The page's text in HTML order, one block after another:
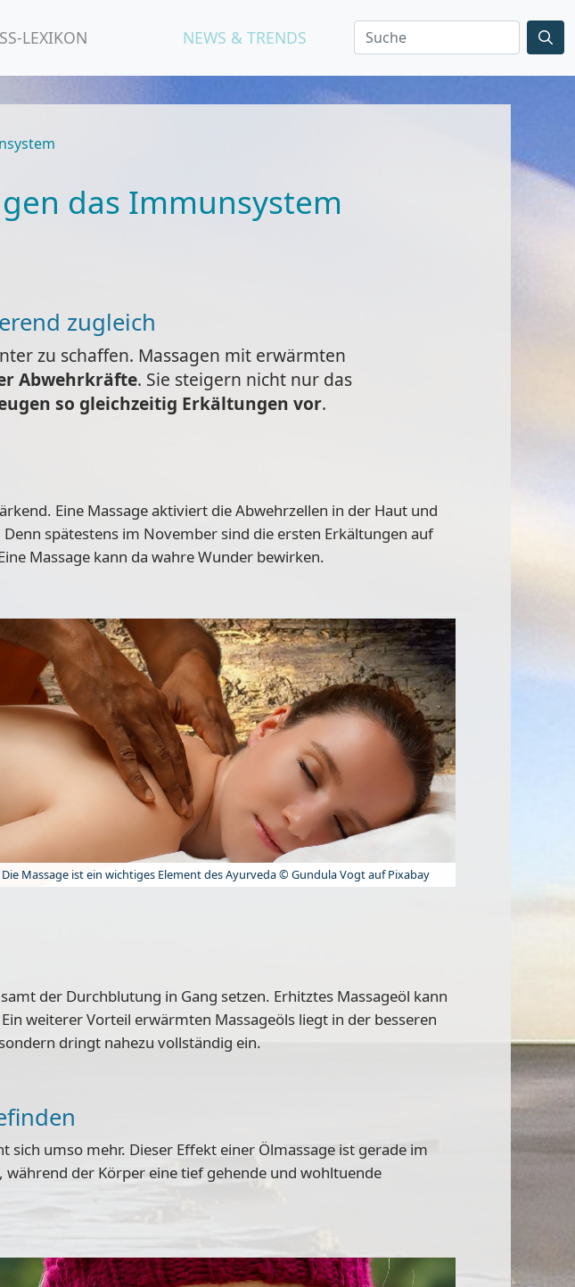
LEXIKON NEWS & TRENDS
das Immunsystem
zugleich
zu schaffen. Massagen mit erwärmten
Abwehrkräfte. Sie steigern nicht nur das
so gleichzeitig Erkältungen vor.
Eine Massage aktiviert dieAbwehrzellen in der Haut und
spätestens im November sind die ersten Erkältungen auf
Massage kann da wahre Wunder bewirken.
Die Massage ist ein wichtiges Element des Ayurveda © Gundula Vogt auf Pixabay
der Durchblutung in Gang setzen. Erhitztes Massageöl kann
weiterer Vorteil erwärmten Massageöls liegt in der besseren
dringt nahezu vollständig ein.
sich umso mehr. Dieser Effekt einer Ölmassage ist gerade im
der Körper eine tief gehende und wohltuende